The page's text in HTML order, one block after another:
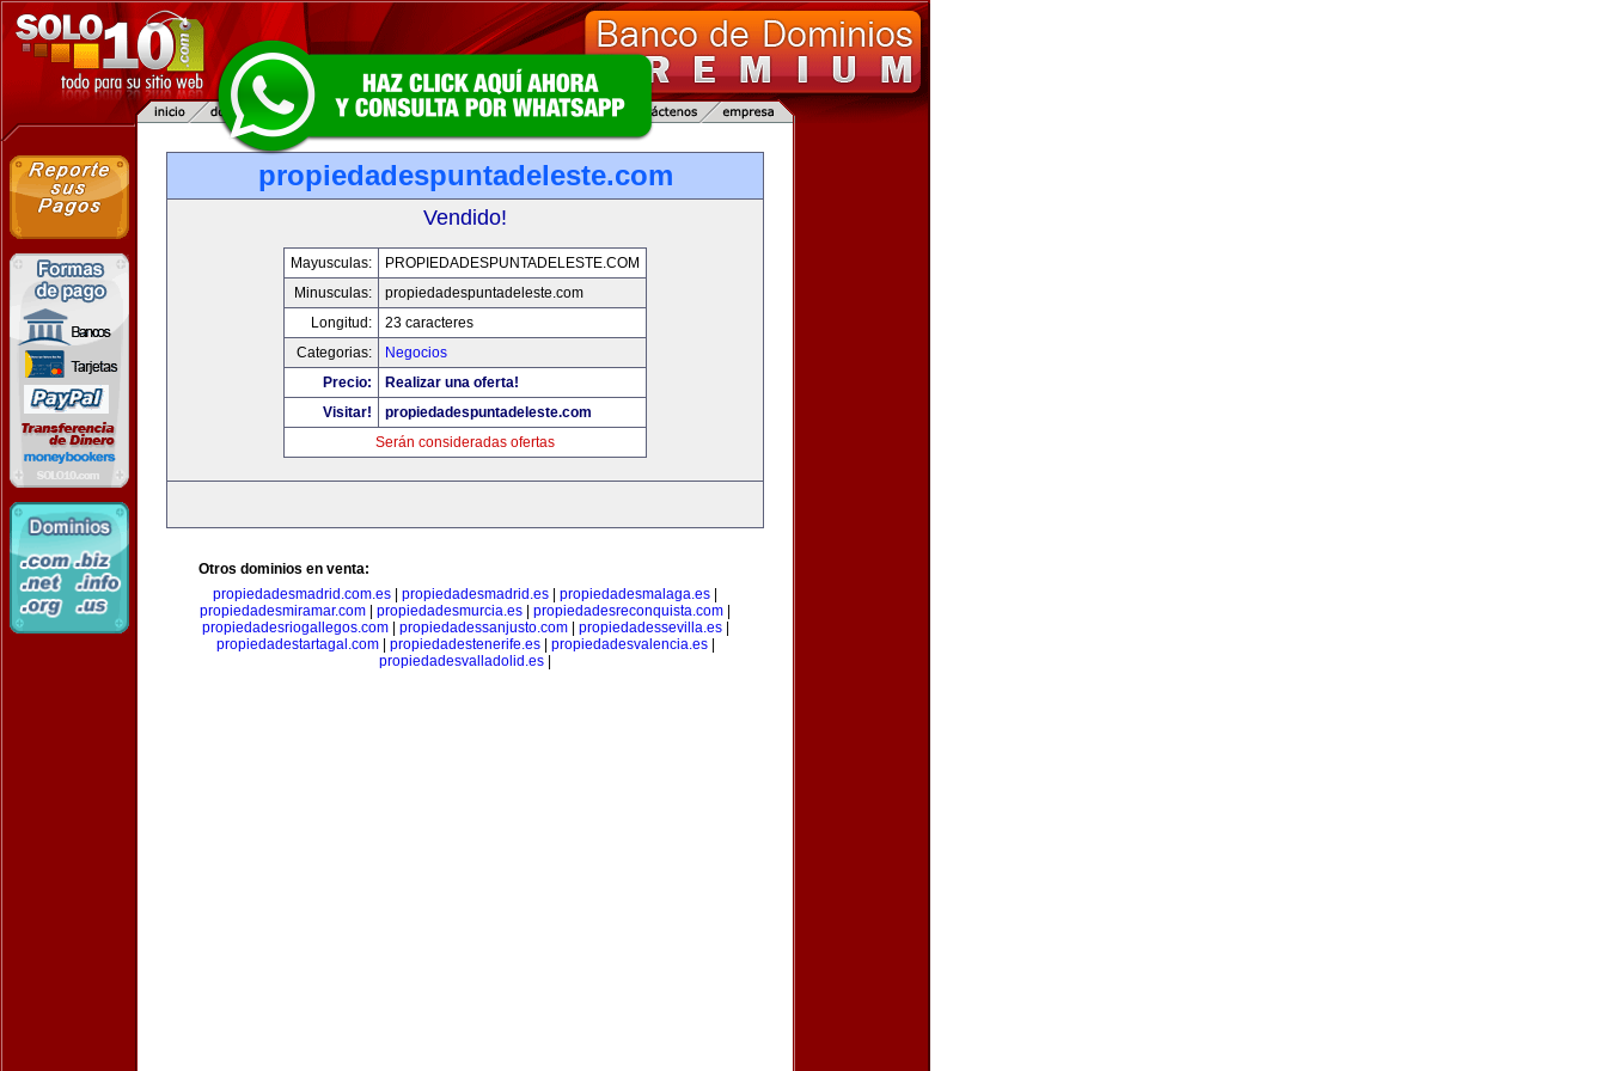
propiedadespuntadeleste.com
Vendido!
Mayusculas:
PROPIEDADESPUNTADELESTE.COM
Minusculas:
propiedadespuntadeleste.com
Longitud:
23 caracteres
Categorias:
Negocios
Precio:
Realizar una oferta!
Visitar!
propiedadespuntadeleste.com
Serán consideradas ofertas
Otros dominios en venta:
propiedadesmadrid.com.es
propiedadesmadrid.es propiedadesmalaga.es
propiedadesmiramar.com
propiedadesmurcia.es propiedadesreconquista.com
propiedadesriogallegos.com| propiedadessanjusto.com| propiedadessevilla.es|
propiedadestartagal.com| propiedadestenerife.es| propiedadesvalencia.es|
propiedadesvalladolid.es